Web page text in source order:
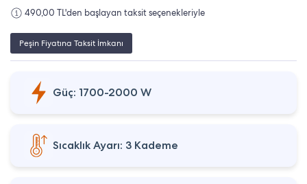
490,00 TL'den başlayan taksit seçenekleriyle
Peşin Fiyatına Taksit İmkanı
Güç: 1700-2000 W
Sıcaklık Ayarı: 3 Kademe